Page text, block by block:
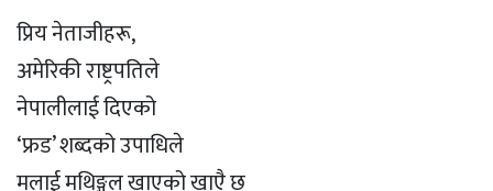
प्रिय नेताजीहरू,
अमेरिकी राष्ट्रपतिले
नेपालीलाई दिएको
‘फ्रड’ शब्दको उपाधिले